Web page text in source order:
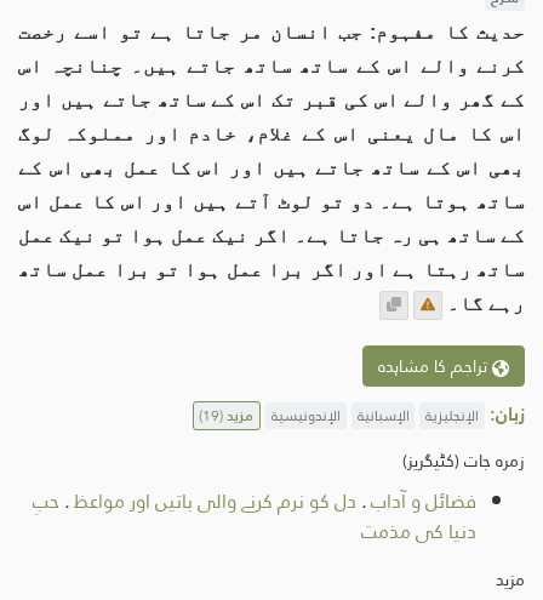
حدیث کا مفہوم: جب انسان مر جاتا ہے تو اسے رخصت
کرنے والے اس کے ساتھ ساتھ جاتے ہیں۔ چنانچہ اس
کے گھر والے اس کی قبر تک اس کے ساتھ جاتے ہیں اور
اس کا مال یعنی اس کے غلام، خادم اور مملوکہ لوگ
بھی اس کے ساتھ جاتے ہیں اور اس کا عمل بھی اس کے
ساتھ ہوتا ہے۔ دو تو لوٹ آتے ہیں اور اس کا عمل اس
کے ساتھ ہی رہ جاتا ہے۔ اگر نیک عمل ہوا تو نیک عمل
ساتھ رہتا ہے اور اگر برا عمل ہوا تو برا عمل ساتھ
رہے گا۔
تراجم کا مشاہدہ
زبان: الإنجليزية الإسبانية الإندونيسية مزید(19)
زمرہ جات (کٹیگریز)
فضائل و آداب. دل کو نرم کرنے والی باتیں اور مواعظ. حبِ
دنیا کی مذمت
مزید